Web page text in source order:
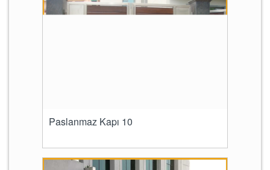
Paslanmaz Kapı 10